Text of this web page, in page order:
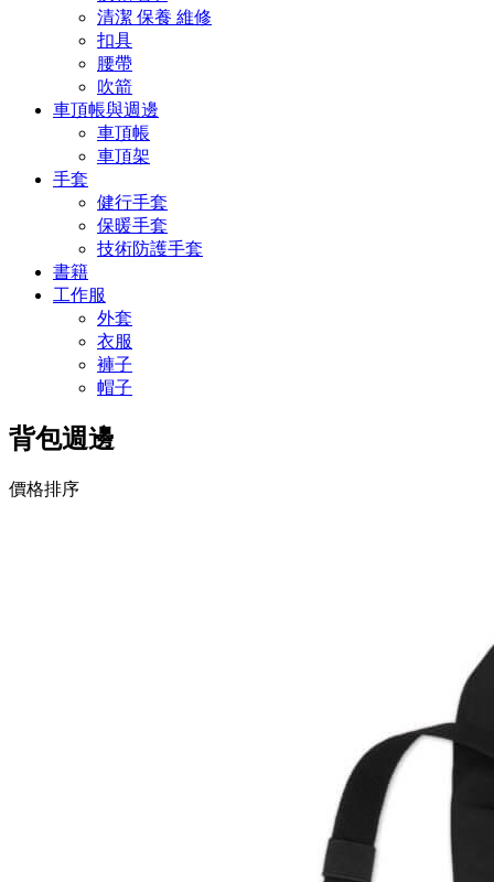
清潔 保養 維修
扣具
腰帶
吹箭
車頂帳與週邊
車頂帳
車頂架
手套
健行手套
保暖手套
技術防護手套
書籍
工作服
外套
衣服
褲子
帽子
背包週邊
價格排序